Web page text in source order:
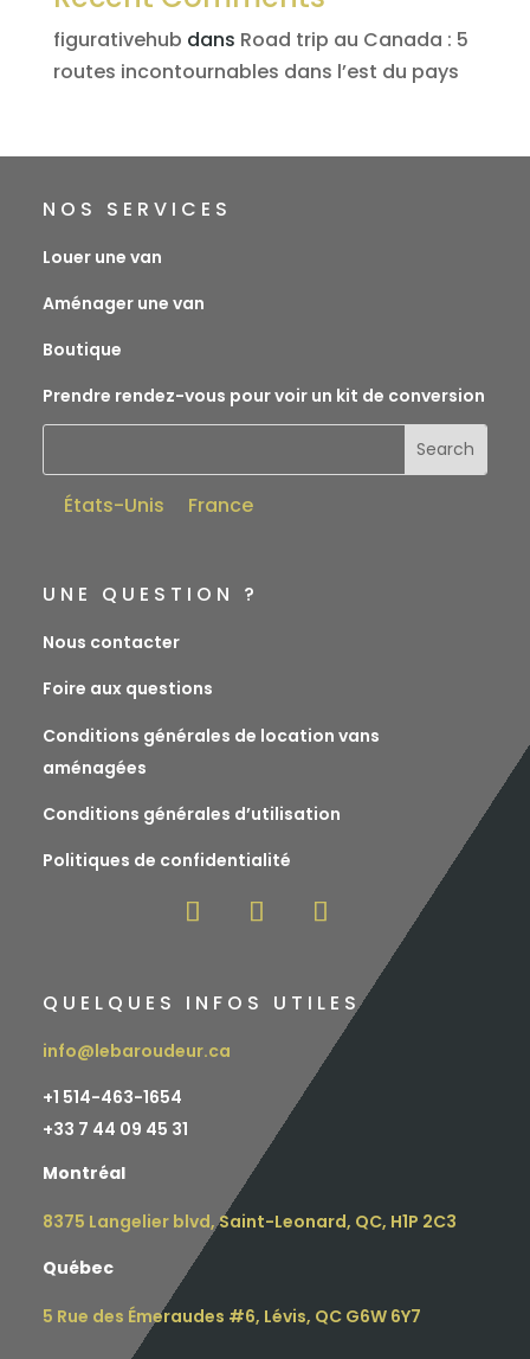
figurativehub dans Road trip au Canada : 5
routes incontournables dans l’est du pays
NOS SERVICES
Louer une van
Aménager une van
Boutique
Prendre rendez-vous pour voir un kit de conversion
États-Unis France
UNE QUESTION ?
Nous contacter
Foire aux questions
Conditions générales de location vans
aménagées
Conditions générales d’utilisation
Politiques de confidentialité
QUELQUES INFOS UTILES
info@lebaroudeur.ca
+1 514-463-1654
+33 7 44 09 45 31
Montréal
8375 Langelier blvd, Saint-Leonard, QC, H1P 2C3
Québec
5 Rue des Émeraudes #6, Lévis, QC G6W 6Y7